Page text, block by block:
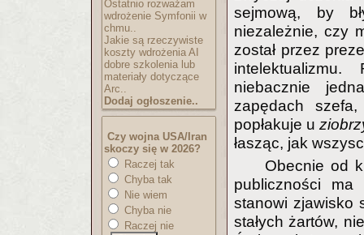
Ostatnio rozważam
wdrożenie Symfonii w
chmu..
Jakie są rzeczywiste
koszty wdrożenia AI
dobre szkolenia lub
materiały dotyczące
Arc..
Dodaj ogłoszenie..
Czy wojna USA/Iran
skoczy się w 2026?
Raczej tak
Chyba tak
Nie wiem
Chyba nie
Raczej nie
sejmową, by
niezależnie, czy
został przez
niebacznie
zapędach
popłakuje u
łasząc, jak
Obecnie od
publiczności ma
stanowi zjawisko
stałych żartów,